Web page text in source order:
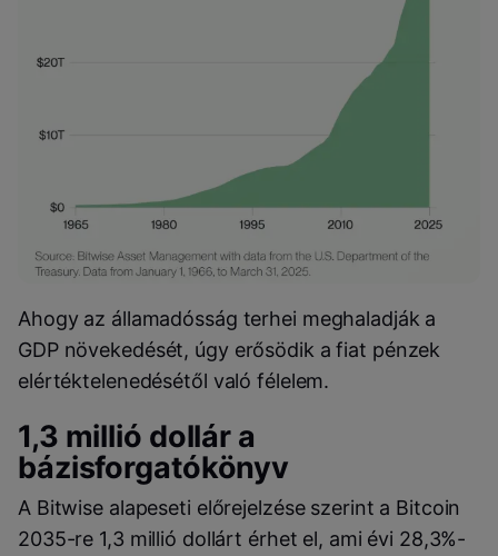
Ahogy az államadósság terhei meghaladják a
GDP növekedését, úgy erősödik a fiat pénzek
elértéktelenedésétől való félelem.
1,3 millió dollár a
bázisforgatókönyv
A Bitwise alapeseti előrejelzése szerint a Bitcoin
2035-re 1,3 millió dollárt érhet el, ami évi 28,3%-